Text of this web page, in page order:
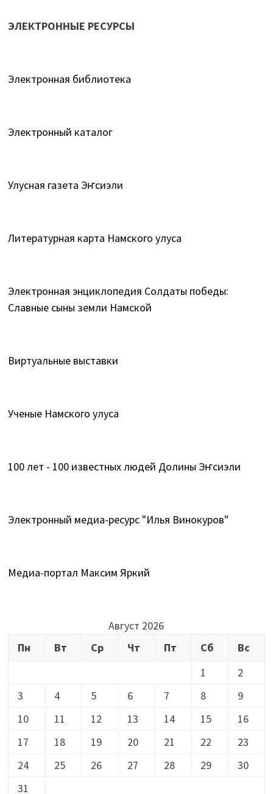
ЭЛЕКТРОННЫЕ РЕСУРСЫ
Электронная библиотека
Электронный каталог
Улусная газета Эҥсиэли
Литературная карта Намского улуса
Электронная энциклопедия Солдаты победы:
Славные сыны земли Намской
Виртуальные выставки
Ученые Намского улуса
100 лет - 100 известных людей Долины Эҥсиэли
Электронный медиа-ресурс "Илья Винокуров"
Медиа-портал Максим Яркий
Август 2026
Пн
Вт Ср Чт Пт Сб
Вс
1
2
3
4 5 6 7 8
9
10
11 12 13 14 15
16
17
18 19 20 21 22
23
24
25 26 27 28 29
30
31